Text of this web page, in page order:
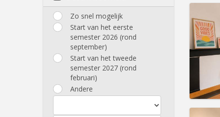
Zo snel mogelijk
Start van het eerste
semester 2026 (rond
september)
Start van het tweede
semester 2027 (rond
februari)
Andere